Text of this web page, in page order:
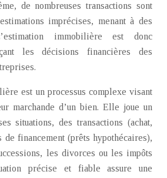
de nombreuses transactions sont
imprécises, menant à des
immobilière est donc
les décisions financières des
est un processus complexe visant
marchande d’un bien. Elle joue un
situations, des transactions (achat,
de financement (prêts hypothécaires),
les divorces ou les impôts
précise et fiable assure une